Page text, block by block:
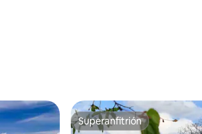
Superanfitrión
Superanfitrión